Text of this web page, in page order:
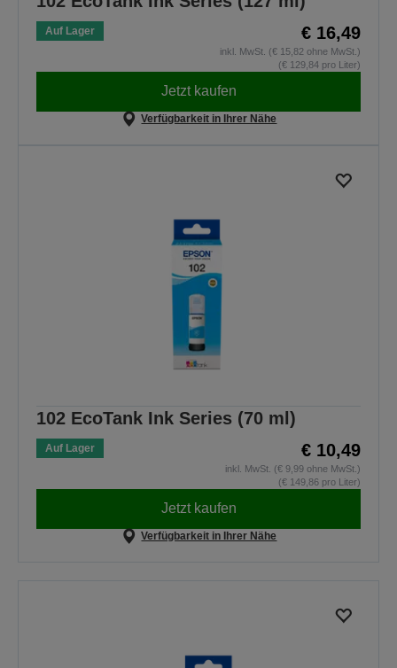
Auf Lager € 16,49
inkl. MwSt. (€ 15,82 ohne MwSt.)
(€ 129,84 pro Liter)
Jetzt kaufen
Verfügbarkeit in Ihrer Nähe
102 EcoTank Ink Series (70 ml)
Auf Lager € 10,49
inkl. MwSt. (€ 9,99 ohne MwSt.)
(€ 149,86 pro Liter)
Jetzt kaufen
Verfügbarkeit in Ihrer Nähe